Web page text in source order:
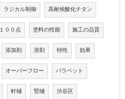
ラジカル制御 高耐候酸化チタン
１００点 塗料の性能 施工の品質
添加剤 溶剤 特性 効果
オーバーフロー パラペット
軒樋 竪樋 渋谷区